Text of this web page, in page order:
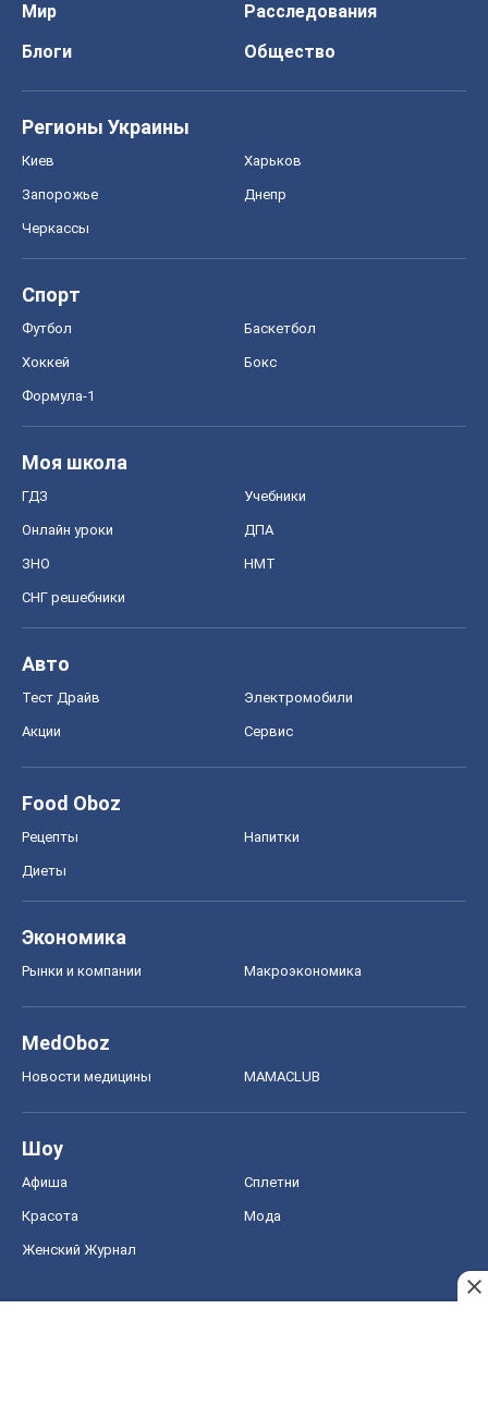
Мир
Расследования
Блоги
Общество
Регионы Украины
Киев Харьков
Запорожье Днепр
Черкассы
Спорт
Футбол Баскетбол
Хоккей Бокс
Формула-1
Моя школа
ГДЗ Учебники
Онлайн уроки ДПА
ЗНО НМТ
СНГ решебники
Авто
Тест Драйв Электромобили
Акции Сервис
Food Oboz
Рецепты Напитки
Диеты
Экономика
Рынки и компании Mакроэкономика
MedOboz
Новости медицины MAMACLUB
Шоу
Афиша Сплетни
Красота Мода
Женский Журнал